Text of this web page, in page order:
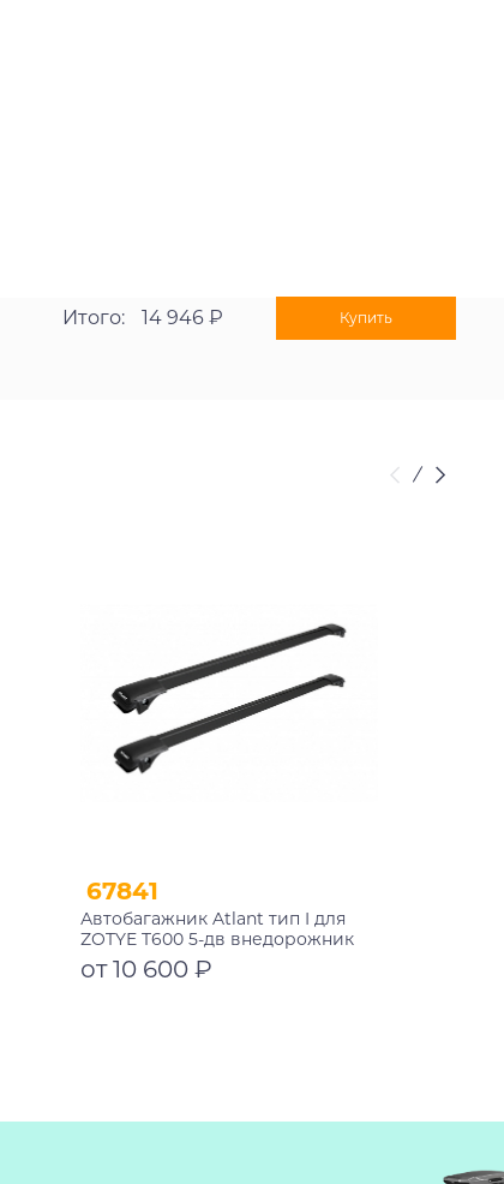
Итого: 14 946 ₽ Купить
67841
Автобагажник Atlant тип I для
ZOTYE T600 5-дв внедорожник
2013-2021 рейлинги черные дуги
910/910 мм 10002+11115+11115
от 10 600 ₽